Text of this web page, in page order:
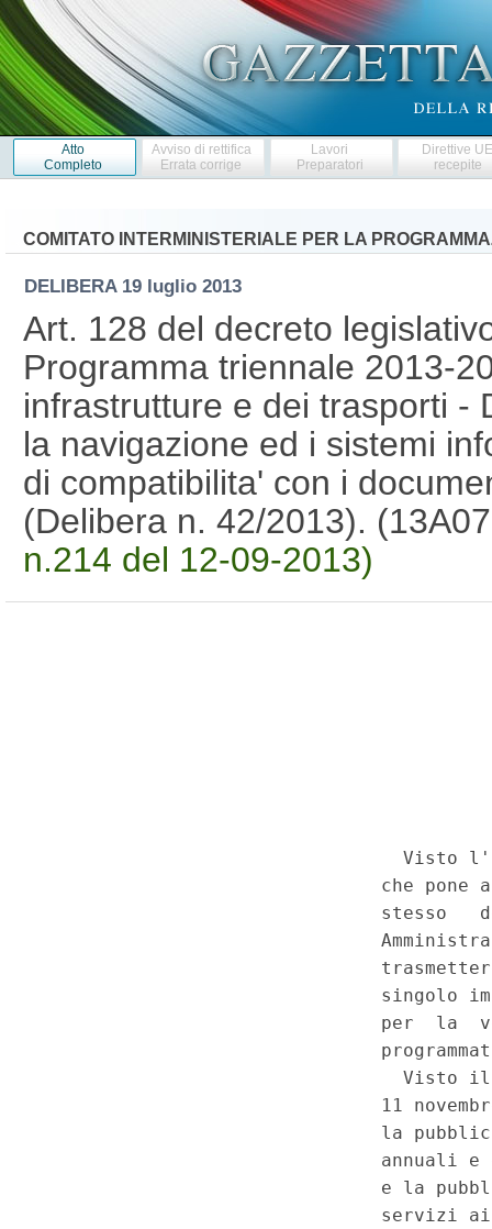
Atto
Completo
Avviso di rettifica
Errata corrige
Lavori
Preparatori
Direttive
recepite
COMITATO INTERMINISTERIALE PER LA
DELIBERA 19 luglio 2013
Art. 128 del decreto
Programma triennale 2013-
infrastrutture e dei trasporti -
la navigazione ed i sistemi
di compatibilita' con i
(Delibera n. 42/2013).
n.214 del 12-09-2013)